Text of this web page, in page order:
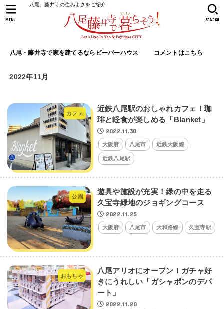
八尾、藤井寺の住みよさをご紹介
八尾・藤井寺で家を建てるならビーバーハウス コメントはこちら
SEARCH
MENU
2022年11月
カフェ
近鉄八尾駅のおしゃれカフェ！珈
琲と軽食が楽しめる「Blanket」
2022.11.30
大阪府 八尾市 近鉄大阪線
近鉄八尾駅
公園
遊具や施設が充実！緑の中を走る
久宝寺緑地のジョギングコース
2022.11.25
大阪府 八尾市 大和路線 久宝寺駅
おもちゃ
八尾アリオにオープン！ガチャ好
きにうれしい「ガシャポンのデパ
ート」
2022.11.20